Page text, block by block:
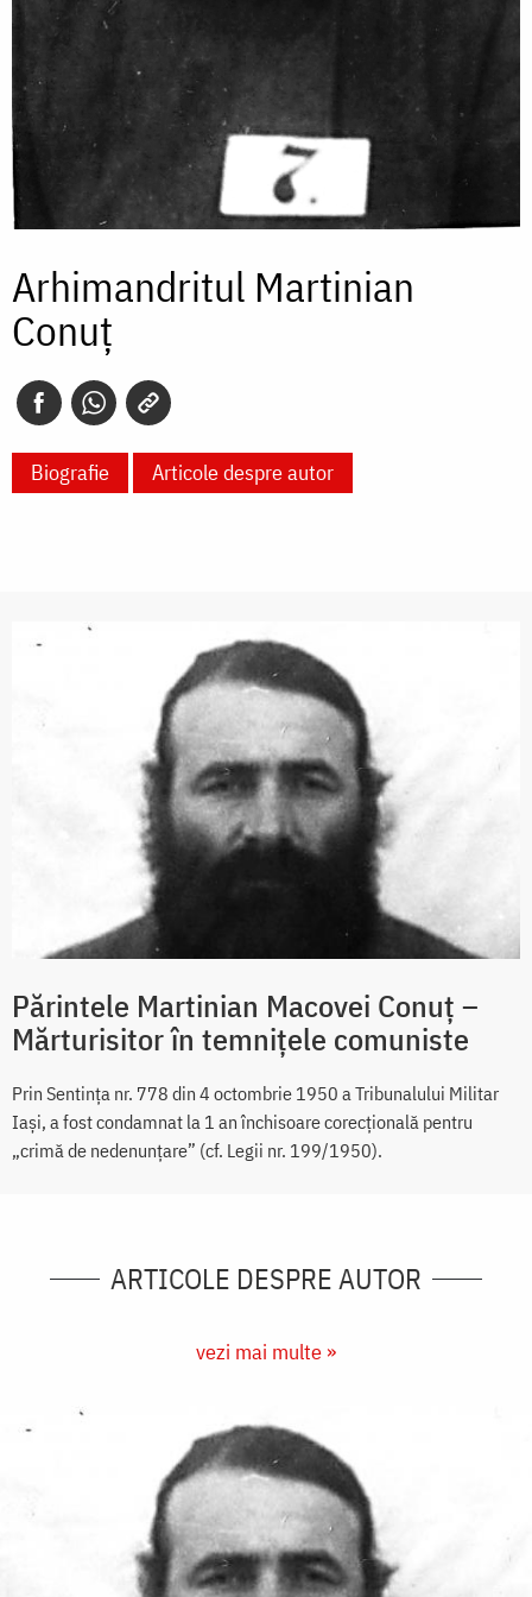
Arhimandritul Martinian
Conuț
Biografie Articole despre autor
Părintele Martinian Macovei Conuț –
Mărturisitor în temnițele comuniste
Prin Sentința nr. 778 din 4 octombrie 1950 a Tribunalului Militar
Iași, a fost condamnat la 1 an închisoare corecțională pentru
„crimă de nedenunțare” (cf. Legii nr. 199/1950).
ARTICOLE DESPRE AUTOR
vezi mai multe »